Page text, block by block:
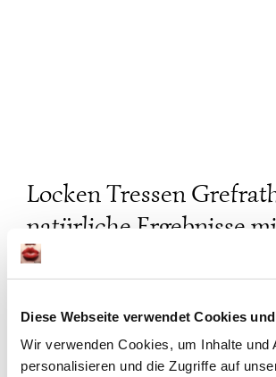
Diese Webseite verwendet Cookies
Wir verwenden Cookies, um Inhalte und
personalisieren und die Zugriffe auf
Locken Tressen
natürliche Ergebnisse
Premiumtressen
Locken Tressen Grefrath –
mit Curlys Premiumtressen Viele